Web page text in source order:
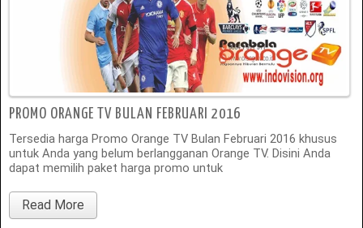
PROMO ORANGE TV BULAN FEBRUARI 2016
Tersedia harga Promo Orange TV Bulan Februari 2016 khusus
untuk Anda yang belum berlangganan Orange TV. Disini Anda
dapat memilih paket harga promo untuk
Read More